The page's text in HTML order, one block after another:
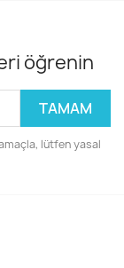
öğrenin
lütfen yasal